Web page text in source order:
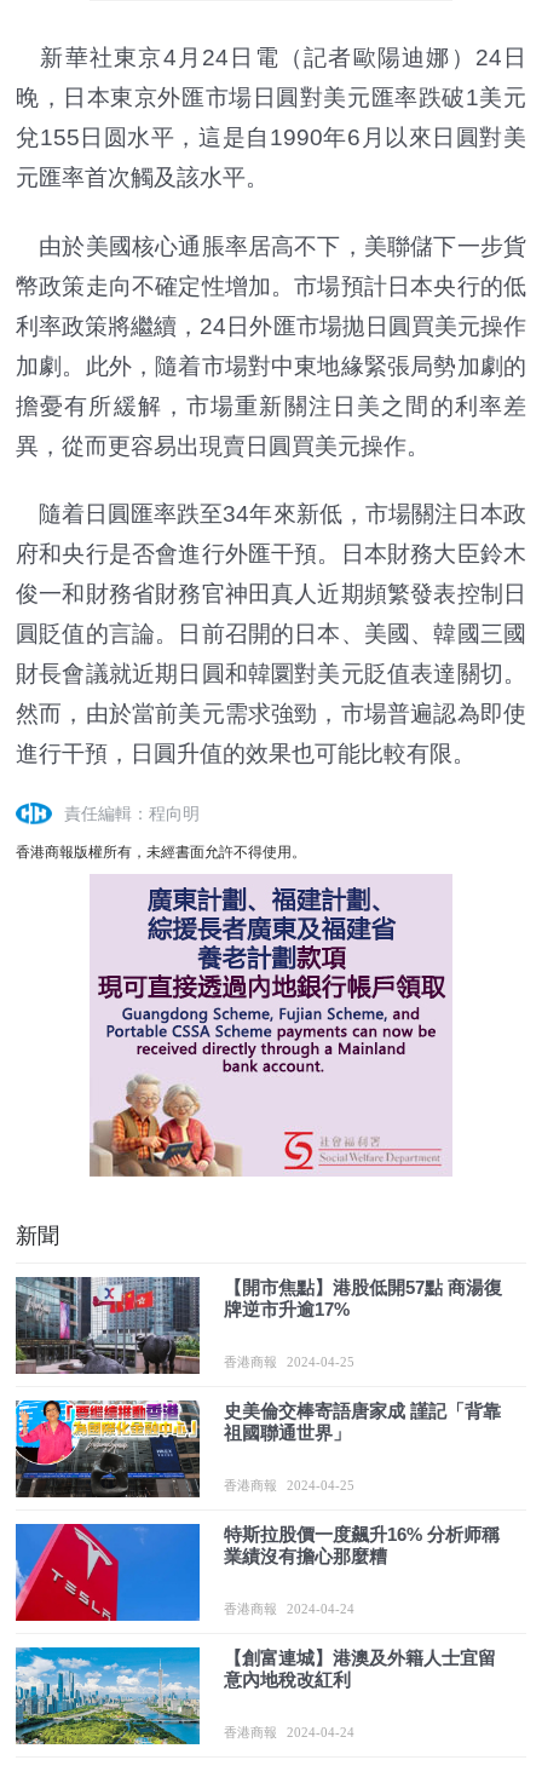
新華社東京4月24日電（記者歐陽迪娜）24日
晚，日本東京外匯市場日圓對美元匯率跌破1美元
兌155日圆水平，這是自1990年6月以來日圓對美
元匯率首次觸及該水平。
由於美國核心通脹率居高不下，美聯儲下一步貨
幣政策走向不確定性增加。市場預計日本央行的低
利率政策將繼續，24日外匯市場拋日圓買美元操作
加劇。此外，隨着市場對中東地緣緊張局勢加劇的
擔憂有所緩解，市場重新關注日美之間的利率差
異，從而更容易出現賣日圓買美元操作。
隨着日圓匯率跌至34年來新低，市場關注日本政
府和央行是否會進行外匯干預。日本財務大臣鈴木
俊一和財務省財務官神田真人近期頻繁發表控制日
圓貶值的言論。日前召開的日本、美國、韓國三國
財長會議就近期日圓和韓圜對美元貶值表達關切。
然而，由於當前美元需求強勁，市場普遍認為即使
進行干預，日圓升值的效果也可能比較有限。
責任編輯：程向明
香港商報版權所有，未經書面允許不得使用。
新聞
【開市焦點】港股低開57點 商湯復
牌逆市升逾17%
香港商報 2024-04-25
史美倫交棒寄語唐家成 謹記「背靠
祖國聯通世界」
香港商報 2024-04-25
特斯拉股價一度飆升16% 分析师稱
業績沒有擔心那麼糟
香港商報 2024-04-24
【創富連城】港澳及外籍人士宜留
意內地稅改紅利
香港商報 2024-04-24